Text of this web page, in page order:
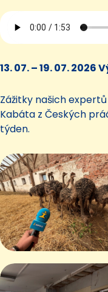
13. 07. – 19. 07. 2026
Zážitky našich
Kabáta z Českých
týden.